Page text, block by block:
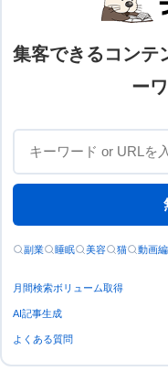
集客できるコンテ
ー
副業 睡眠 美容 猫 動画
月間検索ボリューム取得
AI記事生成
よくある質問